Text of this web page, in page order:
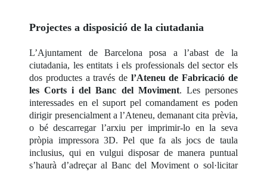
Projectes a disposició de la ciutadania
L’Ajuntament de Barcelona posa a l’abast de la
ciutadania, les entitats i els professionals del sector els
dos productes a través de l’Ateneu de Fabricació de
les Corts i del Banc del Moviment. Les persones
interessades en el suport pel comandament es poden
dirigir presencialment a l’Ateneu, demanant cita prèvia,
o bé descarregar l’arxiu per imprimir-lo en la seva
pròpia impressora 3D. Pel que fa als jocs de taula
inclusius, qui en vulgui disposar de manera puntual
s’haurà d’adreçar al Banc del Moviment o sol·licitar